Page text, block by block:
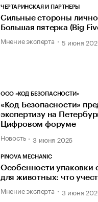
ЧЕРТАРИНСКАЯ И ПАРТНЕРЫ
Сильные стороны
Большая пятерка (Big
Мнение эксперта 5 июня
ООО «КОД БЕЗОПАСНОСТИ»
«Код Безопасности»
экспертизу на
Цифровом форуме
Новость 3 июня 2026
PINOVA MECHANIC
Особенности упаковки
для животных: что
Мнение эксперта 3 июня